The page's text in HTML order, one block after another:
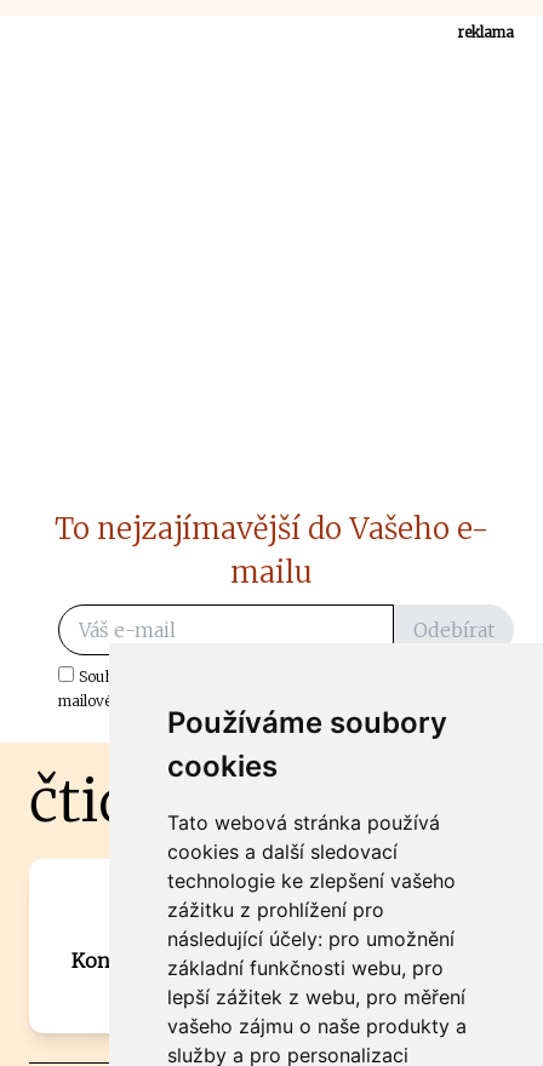
Používáme soubory
cookies
Tato webová stránka používá
cookies a další sledovací
technologie ke zlepšení vašeho
zážitku z prohlížení pro
následující účely: pro umožnění
základní funkčnosti webu, pro
lepší zážitek z webu, pro měření
vašeho zájmu o naše produkty a
služby a pro personalizaci
reklama
To nejzajímavější do Vašeho e-
mailu
Odebírat
Souhlasím s odběrem důležitých zpráv ze ČtiDoma.cz do mé e-
mailové schránky.
čtidoma.cz
Máte zajímavou informaci? Chcete
spolupracovat?
Kontaktujte šéfredaktora Martina Chalupu:
chalupa@ctidoma.cz